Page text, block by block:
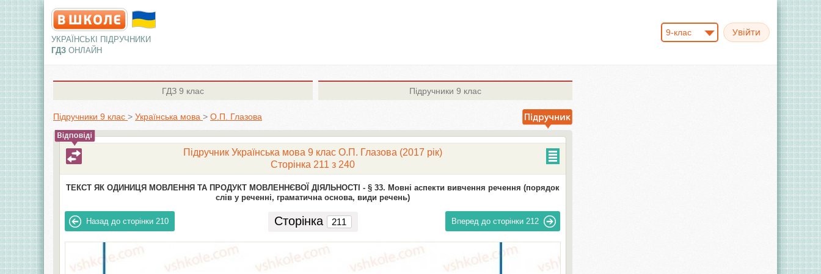
УКРАЇНСЬКІ ПІДРУЧНИКИ
ГДЗ ОНЛАЙН
9-клас
ГДЗ 9 клас Підручники 9 клас
Підручники 9 клас > Українська мова > О.П. Глазова
Підручник Українська мова 9 клас О.П. Глазова (2017 рік)
Сторінка 211 з 240
ТЕКСТ ЯК ОДИНИЦЯ МОВЛЕННЯ ТА ПРОДУКТ МОВЛЕННЄВОЇ ДІЯЛЬНОСТІ - § 33. Мовні аспекти вивчення речення (порядок
слів у реченні, граматична основа, види речень)
Назад до сторінки 210 Сторінка Вперед до сторінки 212